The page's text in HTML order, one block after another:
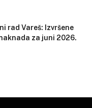
rad Vareš: Izvršene
za juni 2026.